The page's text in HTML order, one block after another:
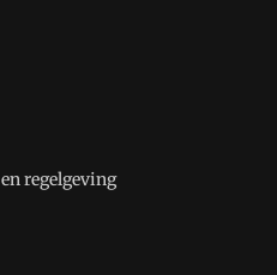
regelgeving